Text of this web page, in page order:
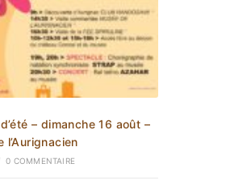
– dimanche 16 août –
l’Aurignacien
0 COMMENTAIRE